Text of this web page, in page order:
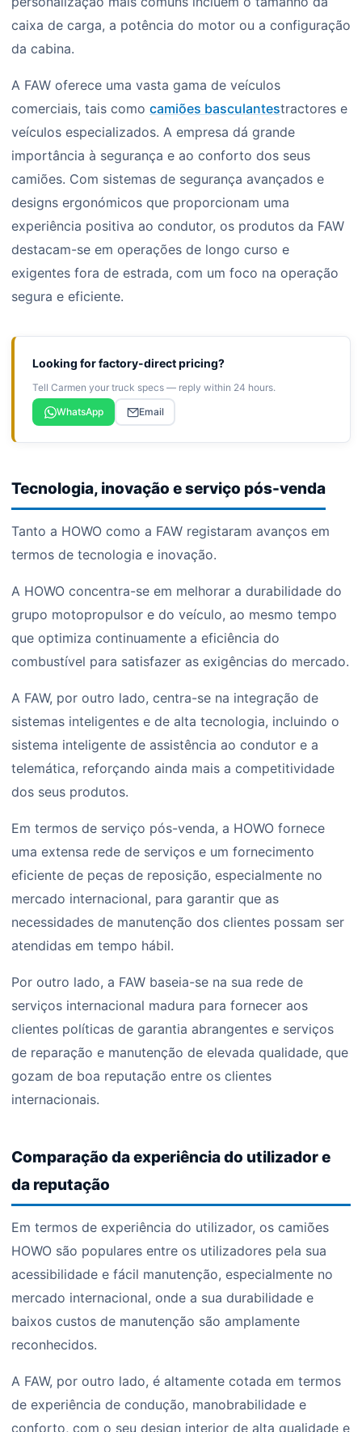
caixa de carga, a potência do motor ou a configuração
da cabina.
A FAW oferece uma vasta gama de veículos
comerciais, tais como camiões basculantestractores e
veículos especializados. A empresa dá grande
importância à segurança e ao conforto dos seus
camiões. Com sistemas de segurança avançados e
designs ergonómicos que proporcionam uma
experiência positiva ao condutor, os produtos da FAW
destacam-se em operações de longo curso e
exigentes fora de estrada, com um foco na operação
segura e eficiente.
Looking for factory-direct pricing?
Tell Carmen your truck specs — reply within 24 hours.
WhatsApp
Email
Tecnologia, inovação e serviço pós-venda
Tanto a HOWO como a FAW registaram avanços em
termos de tecnologia e inovação.
A HOWO concentra-se em melhorar a durabilidade do
grupo motopropulsor e do veículo, ao mesmo tempo
que optimiza continuamente a eficiência do
combustível para satisfazer as exigências do mercado.
A FAW, por outro lado, centra-se na integração de
sistemas inteligentes e de alta tecnologia, incluindo o
sistema inteligente de assistência ao condutor e a
telemática, reforçando ainda mais a competitividade
dos seus produtos.
Em termos de serviço pós-venda, a HOWO fornece
uma extensa rede de serviços e um fornecimento
eficiente de peças de reposição, especialmente no
mercado internacional, para garantir que as
necessidades de manutenção dos clientes possam ser
atendidas em tempo hábil.
Por outro lado, a FAW baseia-se na sua rede de
serviços internacional madura para fornecer aos
clientes políticas de garantia abrangentes e serviços
de reparação e manutenção de elevada qualidade, que
gozam de boa reputação entre os clientes
internacionais.
Comparação da experiência do utilizador e
da reputação
Em termos de experiência do utilizador, os camiões
HOWO são populares entre os utilizadores pela sua
acessibilidade e fácil manutenção, especialmente no
mercado internacional, onde a sua durabilidade e
baixos custos de manutenção são amplamente
reconhecidos.
A FAW, por outro lado, é altamente cotada em termos
de experiência de condução, manobrabilidade e
conforto, com o seu design interior de alta qualidade e